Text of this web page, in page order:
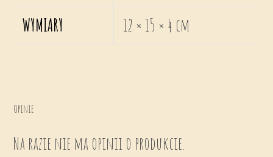
WYMIARY
12 × 15 × 4 cm
Opinie
Na razie nie ma opinii o produkcie.